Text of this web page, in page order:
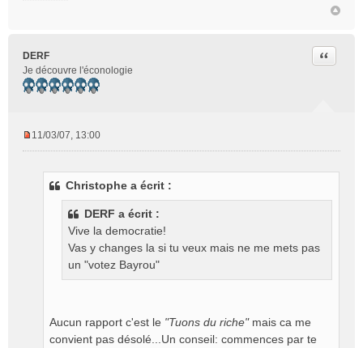
DERF
Je découvre l'éconologie
Citer
11/03/07, 13:00
Christophe a écrit :
DERF a écrit :
Vive la democratie!
Vas y changes la si tu veux mais ne me mets pas
un "votez Bayrou"
Aucun rapport c'est le "Tuons du riche"mais ca me
convient pas désolé...Un conseil: commences par te